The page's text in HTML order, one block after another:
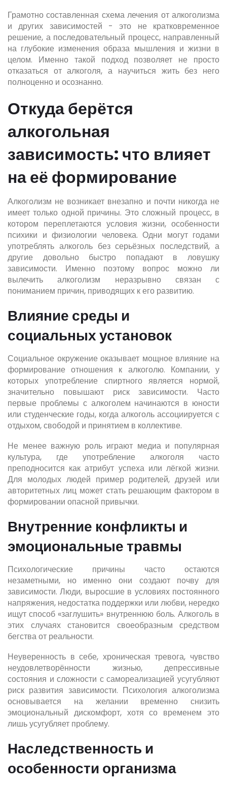
Грамотно составленная схема лечения от алкоголизма
и других зависимостей - это не кратковременное
решение, а последовательный процесс, направленный
на глубокие изменения образа мышления и жизни в
целом. Именно такой подход позволяет не просто
отказаться от алкоголя, а научиться жить без него
полноценно и осознанно.
Откуда берётся
алкогольная
зависимость: что влияет
на её формирование
Алкоголизм не возникает внезапно и почти никогда не
имеет только одной причины. Это сложный процесс, в
котором переплетаются условия жизни, особенности
психики и физиологии человека. Одни могут годами
употреблять алкоголь без серьёзных последствий, а
другие довольно быстро попадают в ловушку
зависимости. Именно поэтому вопрос можно ли
вылечить алкоголизм неразрывно связан с
пониманием причин, приводящих к его развитию.
Влияние среды и
социальных установок
Социальное окружение оказывает мощное влияние на
формирование отношения к алкоголю. Компании, у
которых употребление спиртного является нормой,
значительно повышают риск зависимости. Часто
первые проблемы с алкоголем начинаются в юности
или студенческие годы, когда алкоголь ассоциируется с
отдыхом, свободой и принятием в коллективе.
Не менее важную роль играют медиа и популярная
культура, где употребление алкоголя часто
преподносится как атрибут успеха или лёгкой жизни.
Для молодых людей пример родителей, друзей или
авторитетных лиц может стать решающим фактором в
формировании опасной привычки.
Внутренние конфликты и
эмоциональные травмы
Психологические причины часто остаются
незаметными, но именно они создают почву для
зависимости. Люди, выросшие в условиях постоянного
напряжения, недостатка поддержки или любви, нередко
ищут способ «заглушить» внутреннюю боль. Алкоголь в
этих случаях становится своеобразным средством
бегства от реальности.
Неуверенность в себе, хроническая тревога, чувство
неудовлетворённости жизнью, депрессивные
состояния и сложности с самореализацией усугубляют
риск развития зависимости. Психология алкоголизма
основывается на желании временно снизить
эмоциональный дискомфорт, хотя со временем это
лишь усугубляет проблему.
Наследственность и
особенности организма